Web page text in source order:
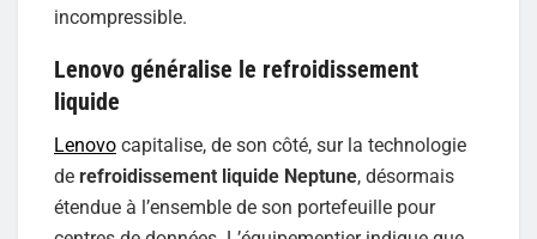
incompressible.
Lenovo généralise le refroidissement
liquide
Lenovo capitalise, de son côté, sur la technologie
de refroidissement liquide Neptune, désormais
étendue à l’ensemble de son portefeuille pour